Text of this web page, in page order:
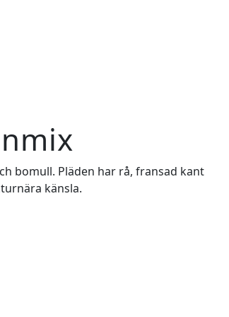
bomull. Pläden har rå, fransad kant
känsla.